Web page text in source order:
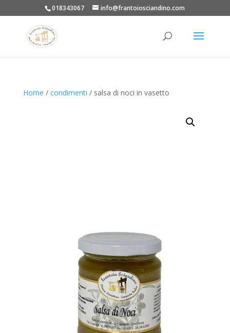
018343067 info@frantoiosciandino.com
Home / condimenti / salsa di noci in vasetto